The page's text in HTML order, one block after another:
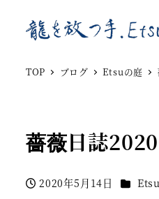
TOP ブログ Etsuの庭
薔薇日誌
投稿日
2020年5月14日 カテゴ